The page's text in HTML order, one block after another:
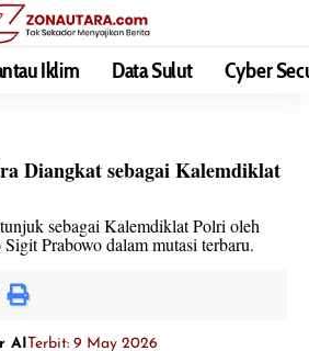
Iklim Data Sulut Cyber
Diangkat sebagai Kalemdiklat
sebagai Kalemdiklat Polri oleh
Prabowo dalam mutasi terbaru.
AITerbit: 9 May 2026